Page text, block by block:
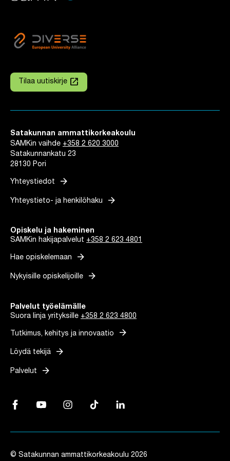
Tilaa uutiskirje
Linkki avautuu uuteen välilehteen
launch
Satakunnan ammattikorkeakoulu
SAMKin vaihde +358 2 620 3000
Satakunnankatu 23
28130 Pori
Yhteystiedot arrow_forward
Yhteystieto- ja henkilöhaku arrow_forward
Opiskelu ja hakeminen
SAMKin hakijapalvelut +358 2 623 4801
Hae opiskelemaan arrow_forward
Nykyisille opiskelijoille arrow_forward
Palvelut työelämälle
Suora linja yrityksille +358 2 623 4800
Tutkimus, kehitys ja innovaatio arrow_forward
Löydä tekijä arrow_forward
Palvelut arrow_forward
Facebook, Linkki avautuu uuteen välilehteen
YouTube, Linkki avautuu uuteen välilehteen
Instagram, Linkki avautuu uuteen välilehteen
TikTok, Linkki avautuu uuteen välilehteen
LinkedIn, Linkki avautuu uuteen
© Satakunnan ammattikorkeakoulu 2026